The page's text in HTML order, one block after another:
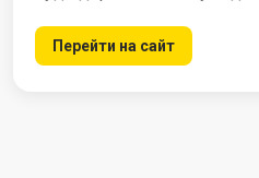
Перейти на сайт